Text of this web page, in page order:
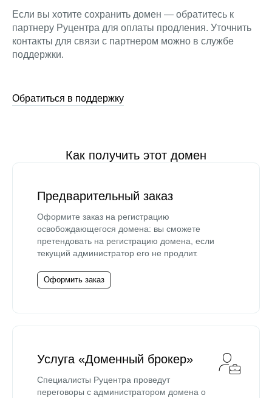
Если вы хотите сохранить домен — обратитесь к
партнеру Руцентра для оплаты продления. Уточнить
контакты для связи с партнером можно в службе
поддержки.
Обратиться в поддержку
Как получить этот домен
Предварительный заказ
Оформите заказ на регистрацию
освобождающегося домена: вы сможете
претендовать на регистрацию домена, если
текущий администратор его не продлит.
Оформить заказ
Услуга «Доменный брокер»
Специалисты Руцентра проведут
переговоры с администратором домена о